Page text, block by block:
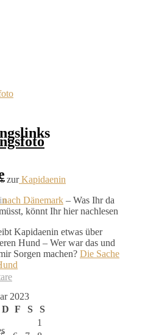
zurKapidaenin
Dänemark – Was Ihr da
könnt Ihr hier nachlesen
Kapidaenin etwas über
Hund – Wer war das und
Sorgen machen? Die Sache
2023
D F S
S
1